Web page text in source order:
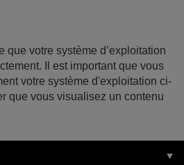
que votre système d’exploitation
Il est important que vous
votre système d'exploitation ci-
que vous visualisez un contenu